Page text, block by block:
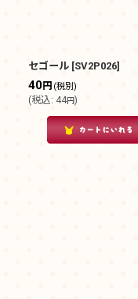
セゴール [SV2P026]
40円 (税別)
(税込: 44円)